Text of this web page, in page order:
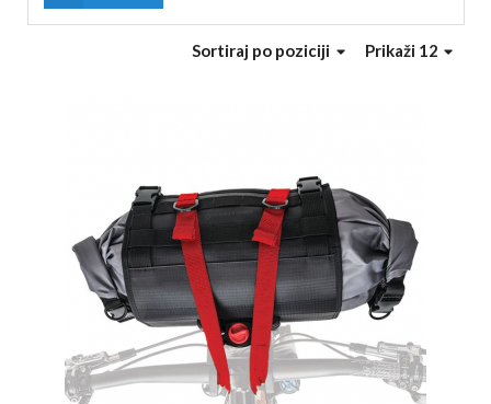
Prikaži 12
Sortiraj po poziciji